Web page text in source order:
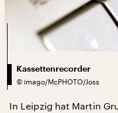
Kassettenrecorder
© imago/McPHOTO/Joss
In Leipzig hat Martin